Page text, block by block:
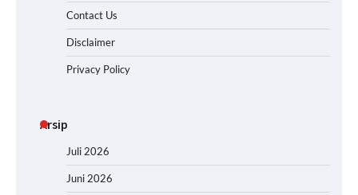
Contact Us
Disclaimer
Privacy Policy
Arsip
Juli 2026
Juni 2026